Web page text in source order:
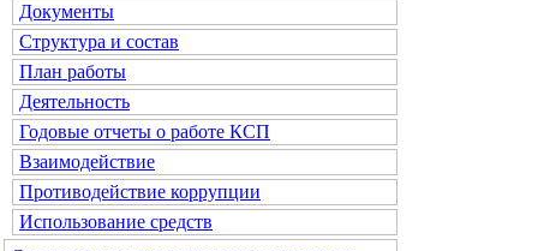
Документы
Структура и состав
План работы
Деятельность
Годовые отчеты о работе КСП
Взаимодействие
Противодействие коррупции
Использование средств